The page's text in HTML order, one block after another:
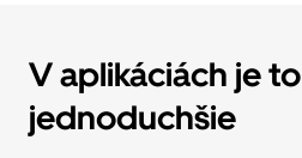
V aplikáciách je to
jednoduchšie